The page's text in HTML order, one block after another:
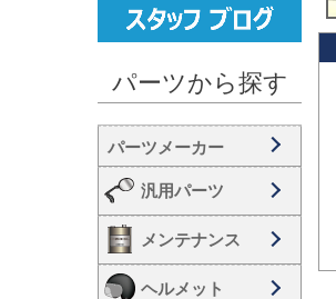
パーツから探す
汎用パーツ
メンテナンス
ヘルメット